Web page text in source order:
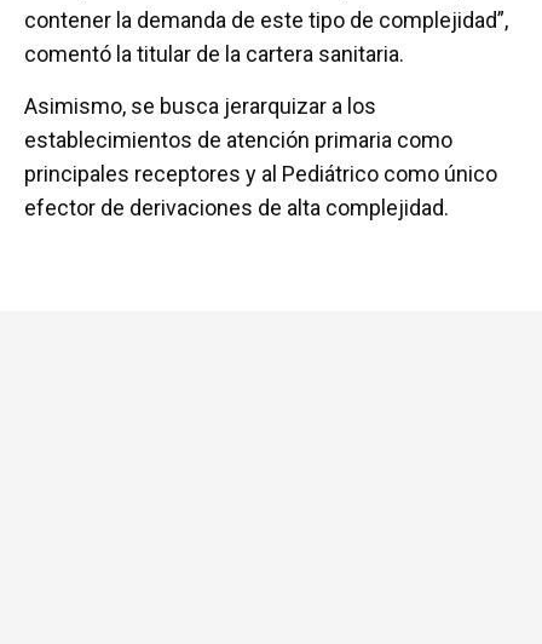
contener la demanda de este tipo de complejidad”,
comentó la titular de la cartera sanitaria.
Asimismo, se busca jerarquizar a los
establecimientos de atención primaria como
principales receptores y al Pediátrico como único
efector de derivaciones de alta complejidad.